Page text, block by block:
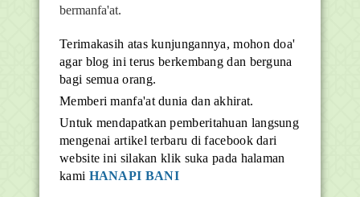
bermanfa'at.
Terimakasih atas kunjungannya, mohon doa'
agar blog ini terus berkembang dan berguna
bagi semua orang.
Memberi manfa'at dunia dan akhirat.
Untuk mendapatkan pemberitahuan langsung
mengenai artikel terbaru di facebook dari
website ini silakan klik suka pada halaman
kami HANAPI BANI